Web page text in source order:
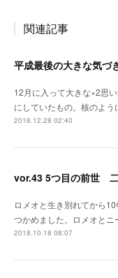
関連記事
平成最後の大きな気づ
12月に入って大きな×2思
にしていたもの。核のよ
2018.12.28 02:40
vor.43 5つ目の前世
ロメオと生き別れてから
つかめました。ロメオと
2018.10.18 08:07